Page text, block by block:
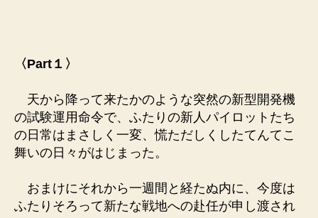
〈Part１〉
天から降って来たかのような突然の新型開発機
の試験運用命令で、ふたりの新人パイロットたち
の日常はまさしく一変、慌ただしくしたてんてこ
舞いの日々がはじまった。
おまけにそれから一週間と経たぬ内に、今度は
ふたりそろって新たな戦地への赴任が申し渡され